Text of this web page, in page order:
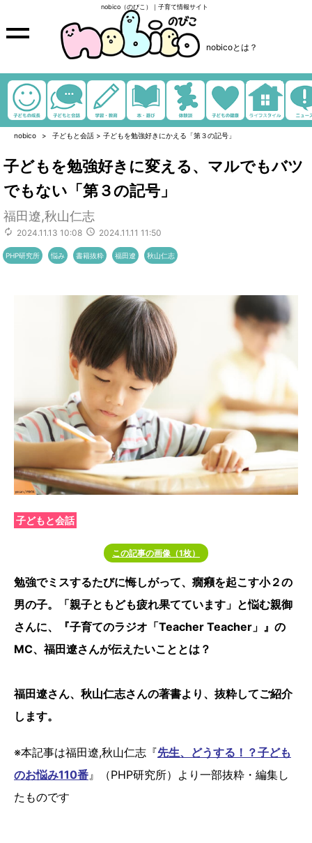
nobico（のびこ）｜子育て情報サイト
nobicoとは？
nobico 子どもと会話 > 子どもを勉強好きにかえる「第３の記号」
子どもを勉強好きに変える、マルでもバツ
でもない「第３の記号」
福田遼,秋山仁志
2024.11.13 10:08 2024.11.11 11:50
PHP研究所 悩み 書籍抜粋 福田遼 秋山仁志
子どもと会話
この記事の画像（1枚）
勉強でミスするたびに悔しがって、癇癪を起こす小２の
男の子。「親子ともども疲れ果てています」と悩む親御
さんに、『子育てのラジオ「Teacher Teacher」』の
MC、福田遼さんが伝えたいこととは？
福田遼さん、秋山仁志さんの著書より、抜粋してご紹介
します。
※本記事は福田遼,秋山仁志『先生、どうする！？子ども
のお悩み110番 』（PHP研究所）より一部抜粋・編集し
たものです